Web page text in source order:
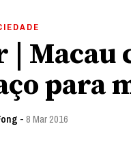
Macau
para
-8 Mar 2016